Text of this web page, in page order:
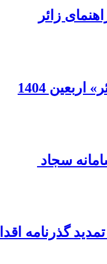
زائر
1404
سجاد
گذرنامه